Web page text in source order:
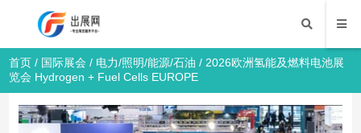
首页 / 国际展会 / 电力/照明/能源/石油 / 2026欧洲氢能及燃料电池展
览会 Hydrogen + Fuel Cells EUROPE